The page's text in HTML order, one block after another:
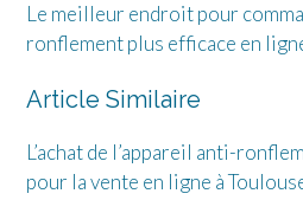
Le meilleur endroit pour
ronflement plus efficace en
Article Similaire
L’achat de l’appareil anti-
pour la vente en ligne à